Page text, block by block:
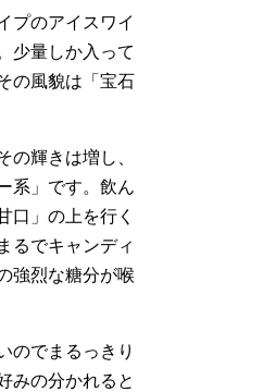
プのアイスワイ
少量しか入って
の風貌は「宝石
の輝きは増し、
系」です。飲ん
口」の上を行く
るでキャンディ
強烈な糖分が喉
のでまるっきり
みの分かれると